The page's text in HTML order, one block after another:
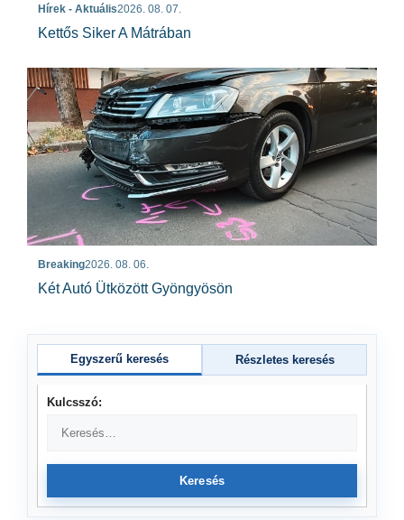
Hírek - Aktuális2026. 08. 07.
Kettős Siker A Mátrában
Breaking2026. 08. 06.
Két Autó Ütközött Gyöngyösön
Egyszerű keresés Részletes keresés
Kulcsszó:
Keresés